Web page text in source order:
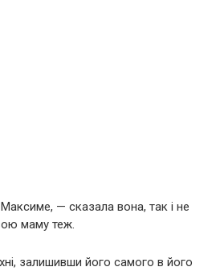
— сказала вона, так і не
маму теж.
залишивши його самого в його